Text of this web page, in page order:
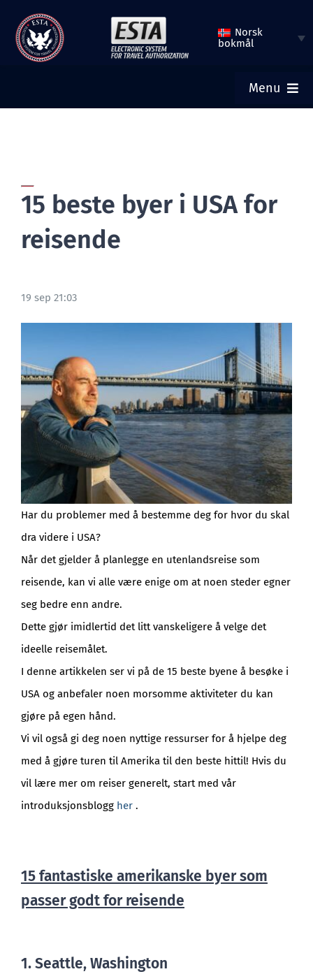
innhold
Norsk
bokmål
Menu
KONTROLLER ESTA-STATUS
BLOGG
15 beste byer i USA for
reisende
19 sep 21:03
Har du problemer med å bestemme deg for hvor du skal
dra videre i USA?
Når det gjelder å planlegge en utenlandsreise som
reisende, kan vi alle være enige om at noen steder egner
seg bedre enn andre.
Dette gjør imidlertid det litt vanskeligere å velge det
ideelle reisemålet.
I denne artikkelen ser vi på de 15 beste byene å besøke i
USA og anbefaler noen morsomme aktiviteter du kan
gjøre på egen hånd.
Vi vil også gi deg noen nyttige ressurser for å hjelpe deg
med å gjøre turen til Amerika til den beste hittil! Hvis du
vil lære mer om reiser generelt, start med vår
introduksjonsblogg her.
15 fantastiske amerikanske byer som
passer godt for reisende
1. Seattle, Washington